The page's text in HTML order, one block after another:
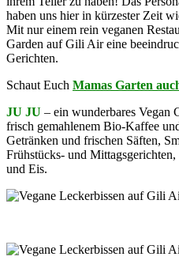
haben uns hier in kürzester Zeit
Mit nur einem rein veganen
Garden auf Gili Air eine
Gerichten.
Schaut Euch Mamas Garten
JU JU – ein wunderbares Vegan
frisch gemahlenem Bio-Kaffee
Getränken und frischen Säften,
Frühstücks- und
und Eis.